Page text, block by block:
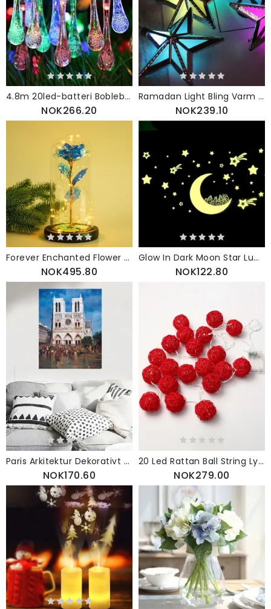
4.8m 20led-batteri Bobleball Fe Stringlys Hagefest Jule Bryllup Hjemmeinnredning
NOK266.20
Ramadan Light Bling Varm Lys Stjerneform String Lett Metall Shell Slitesterk Søt Dekor
NOK239.10
Forever Enchanted Flower Beautiful Conserved Rose Light Med Glassdeksel Trebase Valentinsdag Bryllupsgave
NOK495.80
Glow In Dark Moon Star Luminous Stickers Avtakbart Veggklistremerke Vinyldekal Veggmaleri Barneromsdekor
NOK122.80
Paris Arkitektur Dekorativt Maleri Kjerne Lerret Hengende For Hjem Stue Dekorasjon
NOK170.60
20 Led Rattan Ball String Lys Sett Hjem Hage Fairy Fargerik Lampe Bryllupsfest Dekor
NOK279.00